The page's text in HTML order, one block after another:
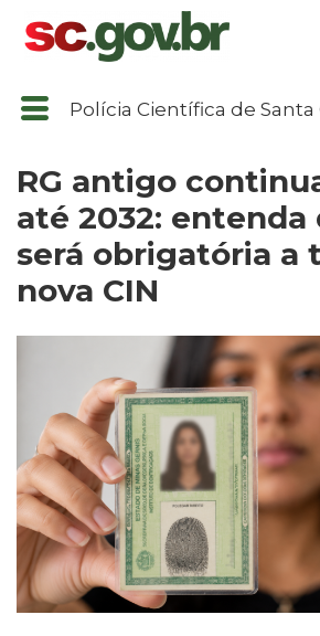
Polícia Científica de Santa
RG antigo
até 2032: entenda
será obrigatória a
nova CIN